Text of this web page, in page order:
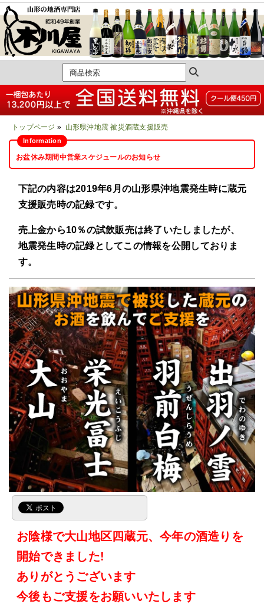
トップページ » 山形県沖地震 被災酒蔵支援販売
お盆休み期間中営業スケジュールのお知らせ
下記の内容は2019年6月の山形県沖地震発生時に蔵元
支援販売時の記録です。
売上金から10％の試飲販売は終了いたしましたが、
地震発生時の記録としてこの情報を公開しておりま
す。
お陰様で大山地区四蔵元、今年の酒造りを
開始できました!
ありがとうございます
今後もご支援をお願いいたします